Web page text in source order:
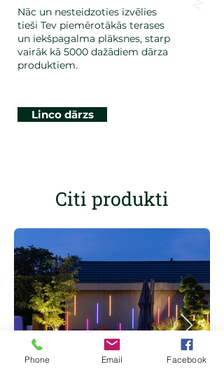
Nāc un nesteidzoties izvēlies
tieši Tev piemērotākās terases
un iekšpagalma plāksnes, starp
vairāk kā 5000 dažādiem dārza
produktiem.
Linco dārzs
Citi produkti
Phone Email Facebook